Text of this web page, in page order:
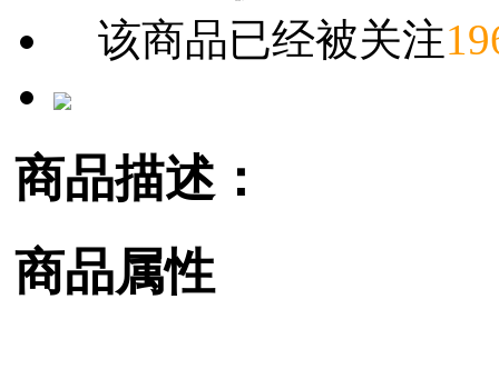
该商品已经被关注
商品描述：
商品属性